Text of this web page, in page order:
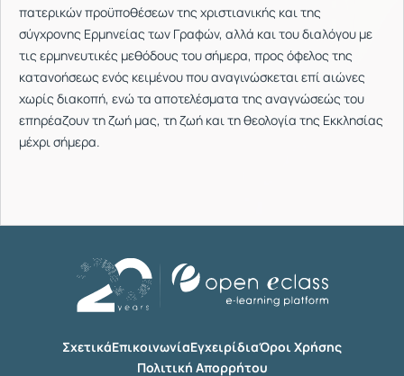
πατερικών προϋποθέσεων της χριστιανικής και της
σύγχρονης Ερμηνείας των Γραφών, αλλά και του διαλόγου με
τις ερμηνευτικές μεθόδους του σήμερα, προς όφελος της
κατανοήσεως ενός κειμένου που αναγινώσκεται επί αιώνες
χωρίς διακοπή, ενώ τα αποτελέσματα της αναγνώσεώς του
επηρέαζουν τη ζωή μας, τη ζωή και τη θεολογία της Εκκλησίας
μέχρι σήμερα.
ΣχετικάΕπικοινωνίαΕγχειρίδιαΌροι Χρήσης
Πολιτική Απορρήτου